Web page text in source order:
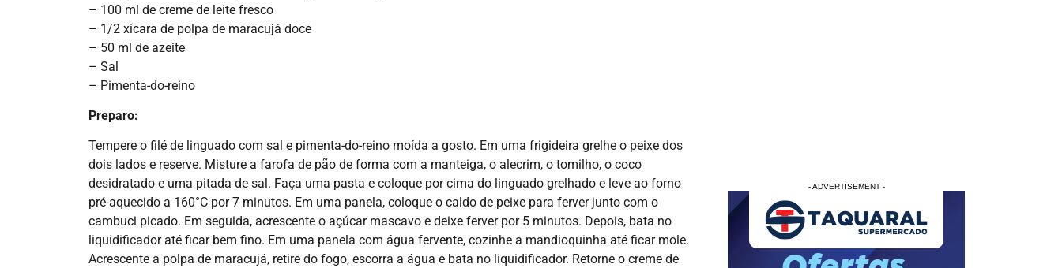
– 100 ml de creme de leite fresco
– 1/2 xícara de polpa de maracujá doce
– 50 ml de azeite
– Sal
– Pimenta-do-reino
Preparo:
Tempere o filé de linguado com sal e pimenta-do-reino moída a gosto. Em uma frigideira grelhe o peixe dos
dois lados e reserve. Misture a farofa de pão de forma com a manteiga, o alecrim, o tomilho, o coco
desidratado e uma pitada de sal. Faça uma pasta e coloque por cima do linguado grelhado e leve ao forno
pré-aquecido a 160°C por 7 minutos. Em uma panela, coloque o caldo de peixe para ferver junto com o
cambuci picado. Em seguida, acrescente o açúcar mascavo e deixe ferver por 5 minutos. Depois, bata no
liquidificador até ficar bem fino. Em uma panela com água fervente, cozinhe a mandioquinha até ficar mole.
Acrescente a polpa de maracujá, retire do fogo, escorra a água e bata no liquidificador. Retorne o creme de
- ADVERTISEMENT - - ADVERTISEMENT -